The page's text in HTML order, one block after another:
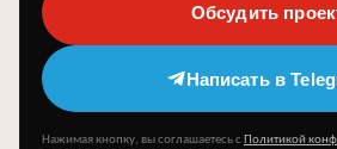
Обсудить
Написать в
Нажимая кнопку, вы соглашаетесь с Политикой